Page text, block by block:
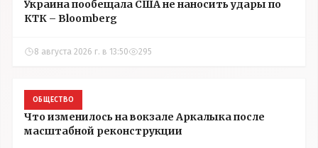
Украина пообещала США не наносить удары по
КТК – Bloomberg
8 августа 2026 г. в 13:50 295
ОБЩЕСТВО
Что изменилось на вокзале Аркалыка после
масштабной реконструкции